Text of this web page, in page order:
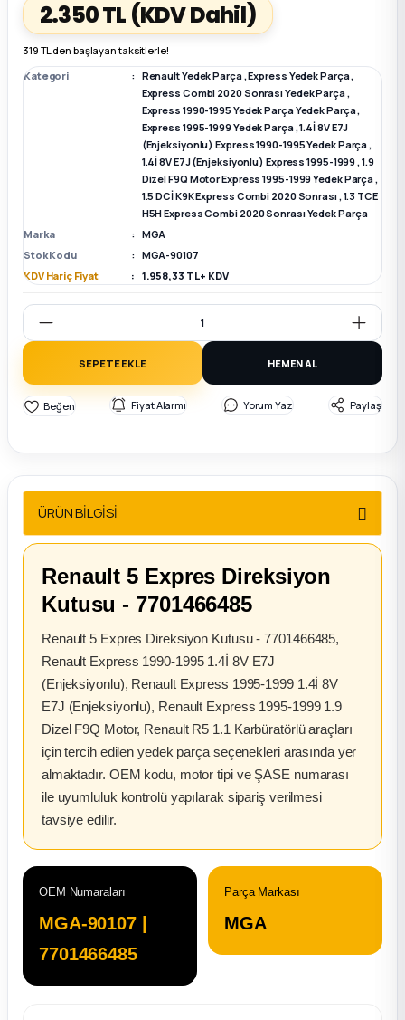
Parça
Parça
Parça
Sedan
Parça
Parça
Parça
2.350 TL (KDV Dahil)
319 TL den başlayan taksitlerle!
Kategori
Renault Yedek Parça,Express Yedek Parça,
Express Combi 2020 Sonrası Yedek Parça,
Express 1990-1995 Yedek Parça Yedek Parça,
Express 1995-1999 Yedek Parça,1.4İ 8V E7J
(Enjeksiyonlu) Express 1990-1995 Yedek Parça,
1.4İ 8V E7J (Enjeksiyonlu) Express 1995-1999,1.9
Dizel F9Q Motor Express 1995-1999 Yedek Parça,
1.5 DCİ K9K Express Combi 2020 Sonrası,1.3 TCE
H5H Express Combi 2020 Sonrası Yedek Parça
Marka
MGA
Stok Kodu
MGA-90107
KDV Hariç Fiyat
1.958,33 TL + KDV
SEPETE EKLE HEMEN AL
Fiyat Alarmı Yorum Yaz Paylaş
ÜRÜN BİLGİSİ
Renault 5 Expres Direksiyon
Kutusu - 7701466485
Renault 5 Expres Direksiyon Kutusu - 7701466485,
Renault Express 1990-1995 1.4İ 8V E7J
(Enjeksiyonlu), Renault Express 1995-1999 1.4İ 8V
E7J (Enjeksiyonlu), Renault Express 1995-1999 1.9
Dizel F9Q Motor, Renault R5 1.1 Karbüratörlü araçları
için tercih edilen yedek parça seçenekleri arasında yer
almaktadır. OEM kodu, motor tipi ve ŞASE numarası
ile uyumluluk kontrolü yapılarak sipariş verilmesi
tavsiye edilir.
OEM Numaraları
MGA-90107 |
7701466485
Parça Markası
MGA